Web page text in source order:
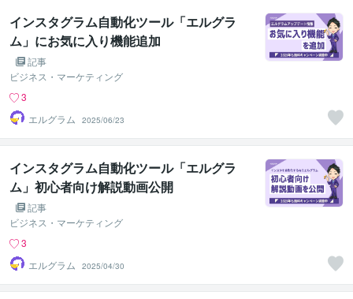
インスタグラム自動化ツール「エルグラ
ム」にお気に入り機能追加
記事
ビジネス・マーケティング
3
エルグラム
2025/06/23
インスタグラム自動化ツール「エルグラ
ム」初心者向け解説動画公開
記事
ビジネス・マーケティング
3
エルグラム
2025/04/30